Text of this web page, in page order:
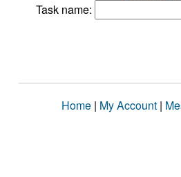
Task name:
Home | My Account |